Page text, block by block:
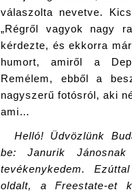
válaszolta nevetve.
„Régről vagyok nagy
kérdezte, és ekkorra
humort, amiről a
Remélem, ebből a
nagyszerű fotósról, aki
ami…
Helló! Üdvözlünk
be: Janurik
tevékenykedem.
oldalt, a Freestate-et